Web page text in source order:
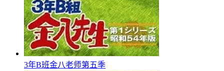
3年B班金八老师第五季